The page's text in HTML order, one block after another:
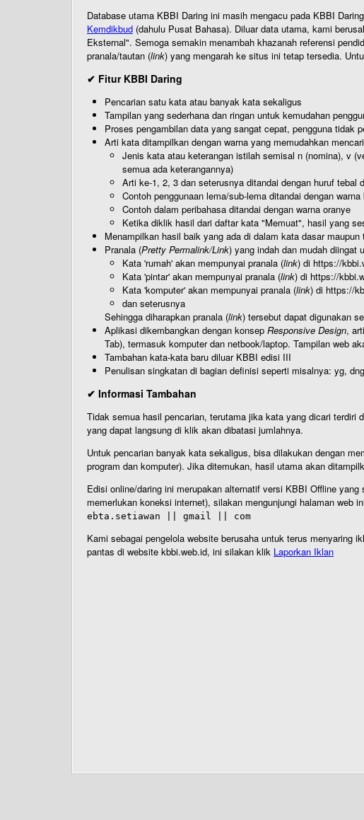
Database utama KBBI Daring ini masih mengacu pada KBBI
Kemdikbud (dahulu Pusat Bahasa). Diluar data utama, kami
Eksternal". Semoga semakin menambah khazanah referensi
pranala/tautan (link) yang mengarah ke situs ini tetap tersedia.
✔ Fitur KBBI Daring
Pencarian satu kata atau banyak kata sekaligus
Tampilan yang sederhana dan ringan untuk kemudahan
Proses pengambilan data yang sangat cepat, pengguna tidak
Arti kata ditampilkan dengan warna yang memudahkan
Jenis kata atau keterangan istilah semisal n (nomina), v
semua ada keterangannya)
Arti ke-1, 2, 3 dan seterusnya ditandai dengan huruf tebal
Contoh penggunaan lema/sub-lema ditandai dengan warna
Contoh dalam peribahasa ditandai dengan warna oranye
Ketika diklik hasil dari daftar kata "Memuat", hasil yang
Menampilkan hasil baik yang ada di dalam kata dasar
Pranala (Pretty Permalink/Link) yang indah dan mudah diingat
Kata 'rumah' akan mempunyai pranala (link) di https://
Kata 'pintar' akan mempunyai pranala (link) di https://
Kata 'komputer' akan mempunyai pranala (link) di https://
dan seterusnya
Sehingga diharapkan pranala (link) tersebut dapat digunakan
Aplikasi dikembangkan dengan konsep Responsive Design,
Tab), termasuk komputer dan netbook/laptop. Tampilan web
Tambahan kata-kata baru diluar KBBI edisi III
Penulisan singkatan di bagian definisi seperti misalnya: yg,
✔ Informasi Tambahan
Tidak semua hasil pencarian, terutama jika kata yang dicari
yang dapat langsung di klik akan dibatasi jumlahnya.
Untuk pencarian banyak kata sekaligus, bisa dilakukan dengan
program dan komputer). Jika ditemukan, hasil utama akan
Edisi online/daring ini merupakan alternatif versi KBBI Offline
memerlukan koneksi internet), silakan mengunjungi halaman web
ebta.setiawan || gmail || com
Kami sebagai pengelola website berusaha untuk terus menyaring
pantas di website kbbi.web.id, ini silakan klik Laporkan Iklan